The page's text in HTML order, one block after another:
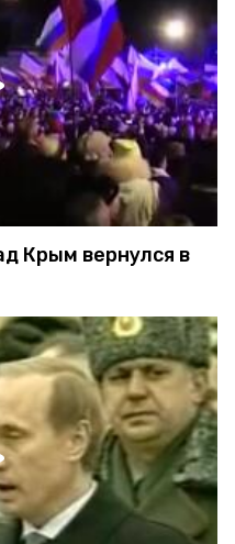
Крым вернулся в